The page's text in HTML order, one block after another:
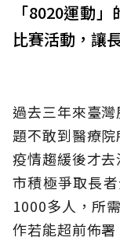
「8020運動
比賽活動，讓
過去三年來臺
題不敢到醫療
疫情趨緩後才
市積極爭取長
1000多人，所
作若能超前佈